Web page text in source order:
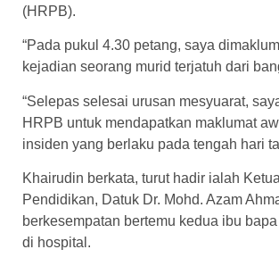
(HRPB).
“Pada pukul 4.30 petang, saya
kejadian seorang murid terjatuh dari
“Selepas selesai urusan mesyuarat,
HRPB untuk mendapatkan maklumat
insiden yang berlaku pada tengah hari
Khairudin berkata, turut hadir ialah
Pendidikan, Datuk Dr. Mohd. Azam
berkesempatan bertemu kedua ibu
di hospital.